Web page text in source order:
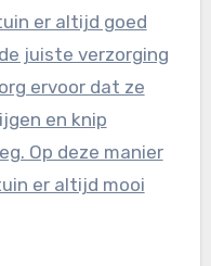
er altijd goed
juiste verzorging
ervoor dat ze
en knip
Op deze manier
er altijd mooi